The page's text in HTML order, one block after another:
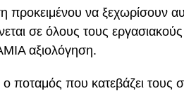
προκειμένου να ξεχωρίσουν
σε όλους τους εργασιακούς
αξιολόγηση.
ο ποταμός που κατεβάζει